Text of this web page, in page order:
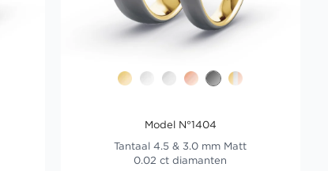
Model N°1404
Tantaal 4.5 & 3.0 mm Matt
0.02 ct diamanten